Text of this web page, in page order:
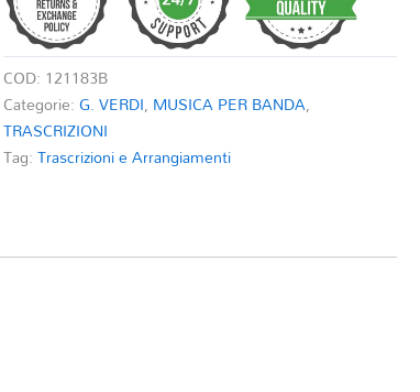
COD: 121183B
Categorie:G. VERDI, MUSICA PER BANDA,
TRASCRIZIONI
Tag:Trascrizioni e Arrangiamenti